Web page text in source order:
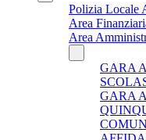
Polizia Locale
Area
Area
GARA
GARA